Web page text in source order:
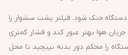
دستگاه خنک شود. فیلتر پشت سشوار را
هوا بهتر عبور کند و فشار کمتری
را محکم دور بدنه نپیچید تا محل